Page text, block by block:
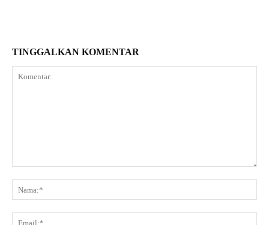
TINGGALKAN KOMENTAR